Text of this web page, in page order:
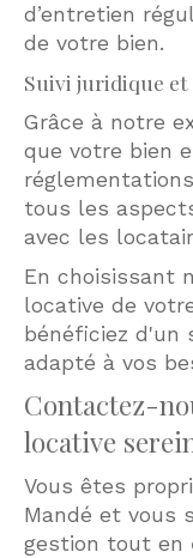
d’entretien
de votre bien.
Suivi juridique
Grâce à notre
que votre bien
tous les
avec les
En choisissant
locative de
bénéficiez d'un
adapté à vos
Contactez-
locative
Vous êtes
Mandé et vous
gestion tout en